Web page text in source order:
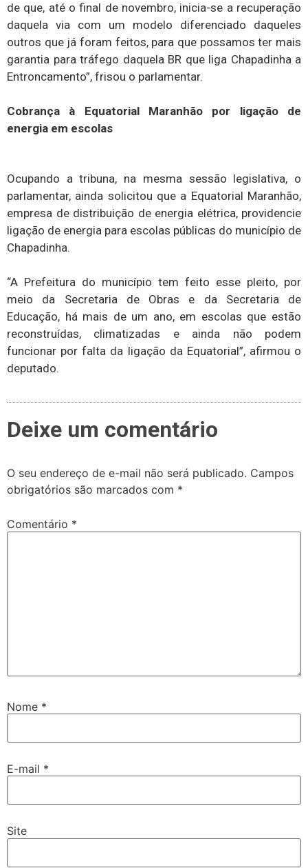
de que, até o final de novembro, inicia-se a recuperação
daquela via com um modelo diferenciado daqueles
outros que já foram feitos, para que possamos ter mais
garantia para tráfego daquela BR que liga Chapadinha a
Entroncamento”, frisou o parlamentar.
Cobrança à Equatorial Maranhão por ligação de
energia em escolas
Ocupando a tribuna, na mesma sessão legislativa, o
parlamentar, ainda solicitou que a Equatorial Maranhão,
empresa de distribuição de energia elétrica, providencie
ligação de energia para escolas públicas do município de
Chapadinha.
“A Prefeitura do município tem feito esse pleito, por
meio da Secretaria de Obras e da Secretaria de
Educação, há mais de um ano, em escolas que estão
reconstruídas, climatizadas e ainda não podem
funcionar por falta da ligação da Equatorial”, afirmou o
deputado.
Deixe um comentário
O seu endereço de e-mail não será publicado. Campos
obrigatórios são marcados com *
Comentário *
Nome *
E-mail *
Site